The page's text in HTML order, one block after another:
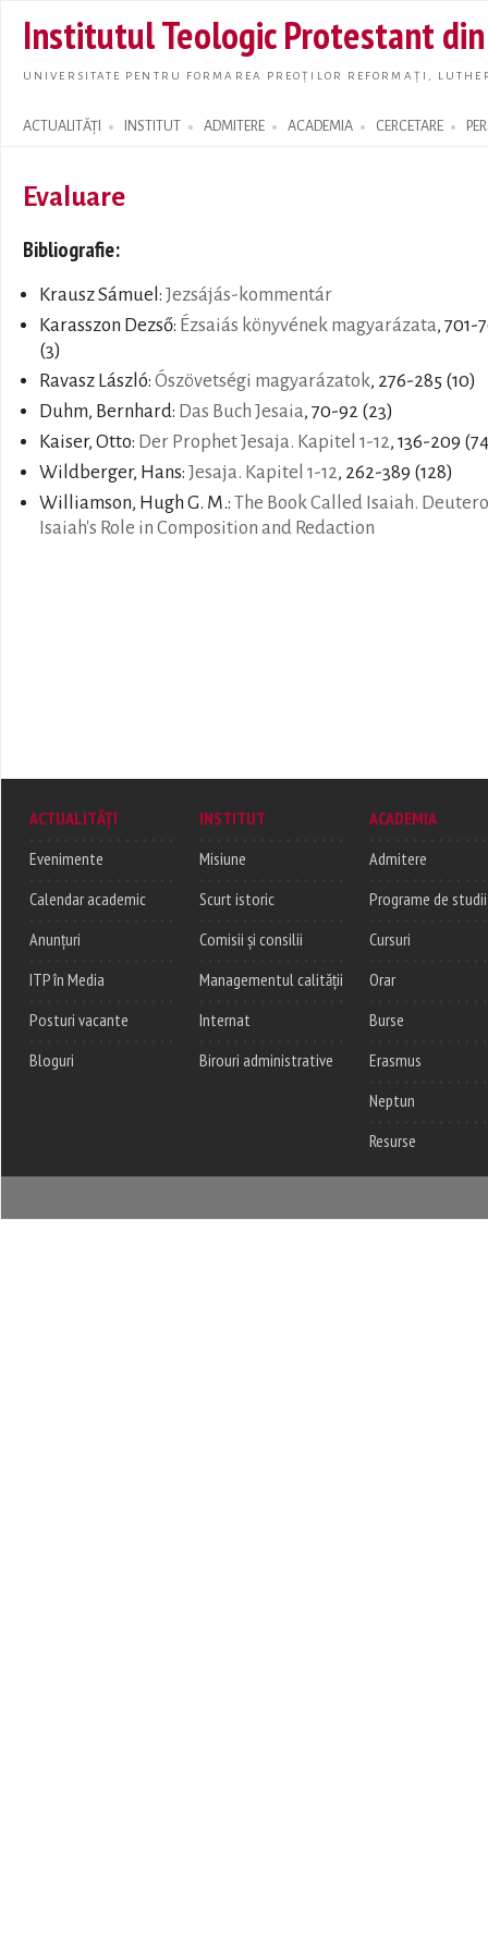
main
Institutul Teologic Protestant
UNIVERSITATE PENTRU FORMAREA PREOȚILOR REFORMAȚI,
ACTUALITĂȚI INSTITUT ADMITERE ACADEMIA CERCETARE
Search form
Evaluare
Bibliografie:
Krausz Sámuel: Jezsájás-kommentár
Karasszon Dezső: Ézsaiás könyvének magyarázata, 701-
(3)
Ravasz László: Ószövetségi magyarázatok, 276-285 (10)
Duhm, Bernhard: Das Buch Jesaia, 70-92 (23)
Kaiser, Otto: Der Prophet Jesaja. Kapitel 1-12, 136-209
Wildberger, Hans: Jesaja. Kapitel 1-12, 262-389 (128)
Williamson, Hugh G. M.: The Book Called Isaiah.
Isaiah's Role in Composition and Redaction
ACTUALITĂȚI
Evenimente
Calendar academic
Anunțuri
ITP în Media
Posturi vacante
Bloguri
INSTITUT
Misiune
Scurt istoric
Comisii și consilii
Managementul calității
Internat
Birouri administrative
ACADEMIA
Admitere
Programe de studii
Cursuri
Orar
Burse
Erasmus
Neptun
Resurse